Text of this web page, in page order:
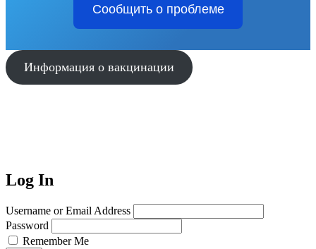
Сообщить о проблеме
Информация о вакцинации
Log In
Username or Email Address
Password
Remember Me